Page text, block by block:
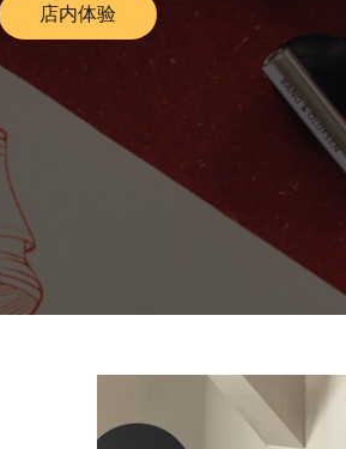
店内体验
Link Opens in New Tab